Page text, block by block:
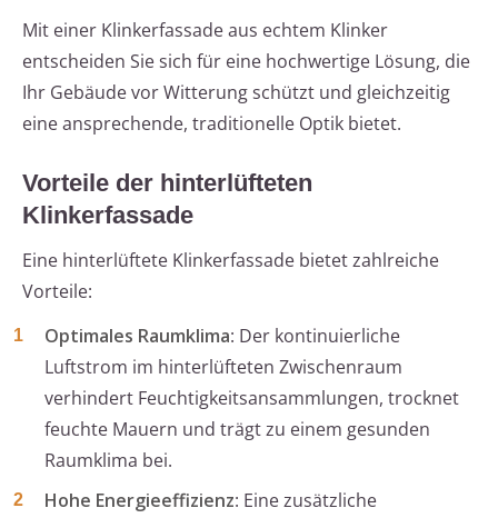
Mit einer Klinkerfassade aus echtem Klinker
entscheiden Sie sich für eine hochwertige Lösung, die
Ihr Gebäude vor Witterung schützt und gleichzeitig
eine ansprechende, traditionelle Optik bietet.
Vorteile der hinterlüfteten
Klinkerfassade
Eine hinterlüftete Klinkerfassade bietet zahlreiche
Vorteile:
Optimales Raumklima: Der kontinuierliche
Luftstrom im hinterlüfteten Zwischenraum
verhindert Feuchtigkeitsansammlungen, trocknet
feuchte Mauern und trägt zu einem gesunden
Raumklima bei.
Hohe Energieeffizienz: Eine zusätzliche